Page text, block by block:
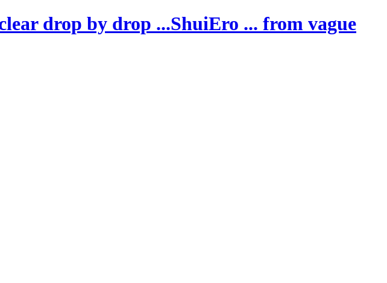
ShuiEro ... from vague